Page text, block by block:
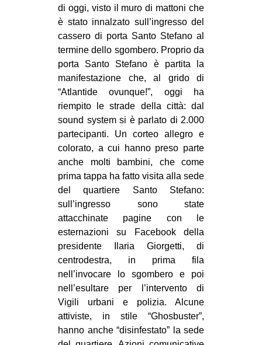
MIGRAZIONI
REPRESSIONE
STUDENTI
CULTURE
CINEMA
MANIFESTI
MUSICA
RECENSIONI
INTERNAZIONALE
AFRICA
AMERICHE
ESTREMO ORIENTE
EUROPA
MEDIO ORIENTE
MONDO
di oggi, visto il muro di mattoni che
è stato innalzato sull’ingresso del
cassero di porta Santo Stefano al
termine dello sgombero. Proprio da
porta Santo Stefano è partita la
manifestazione che, al grido di
“Atlantide ovunque!”, oggi ha
riempito le strade della città: dal
sound system si è parlato di 2.000
partecipanti. Un corteo allegro e
colorato, a cui hanno preso parte
anche molti bambini, che come
prima tappa ha fatto visita alla sede
del quartiere Santo Stefano:
sull’ingresso sono state
attacchinate pagine con le
esternazioni su Facebook della
presidente Ilaria Giorgetti, di
centrodestra, in prima fila
nell’invocare lo sgombero e poi
nell’esultare per l’intervento di
Vigili urbani e polizia. Alcune
attiviste, in stile “Ghosbuster”,
hanno anche “disinfestato” la sede